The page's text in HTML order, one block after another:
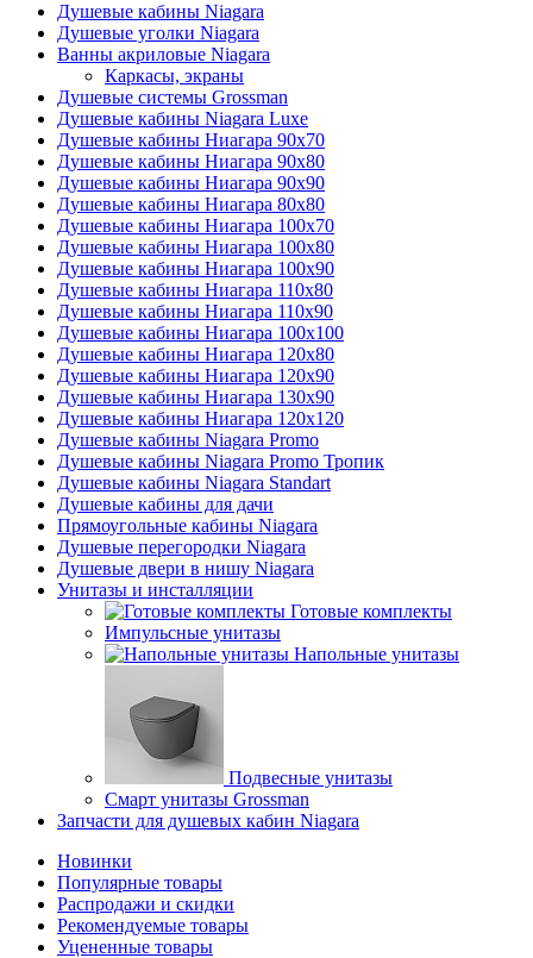
Душевые кабины Niagara
Душевые уголки Niagara
Ванны акриловые Niagara
Каркасы, экраны
Душевые системы Grossman
Душевые кабины Niagara Luxe
Душевые кабины Ниагара 90x70
Душевые кабины Ниагара 90x80
Душевые кабины Ниагара 90x90
Душевые кабины Ниагара 80x80
Душевые кабины Ниагара 100x70
Душевые кабины Ниагара 100x80
Душевые кабины Ниагара 100x90
Душевые кабины Ниагара 110x80
Душевые кабины Ниагара 110x90
Душевые кабины Ниагара 100x100
Душевые кабины Ниагара 120x80
Душевые кабины Ниагара 120x90
Душевые кабины Ниагара 130x90
Душевые кабины Ниагара 120x120
Душевые кабины Niagara Promo
Душевые кабины Niagara Promo Тропик
Душевые кабины Niagara Standart
Душевые кабины для дачи
Прямоугольные кабины Niagara
Душевые перегородки Niagara
Душевые двери в нишу Niagara
Унитазы и инсталляции
Готовые комплекты
Импульсные унитазы
Напольные унитазы
Подвесные унитазы
Смарт унитазы Grossman
Запчасти для душевых кабин Niagara
Новинки
Популярные товары
Распродажи и скидки
Рекомендуемые товары
Уцененные товары